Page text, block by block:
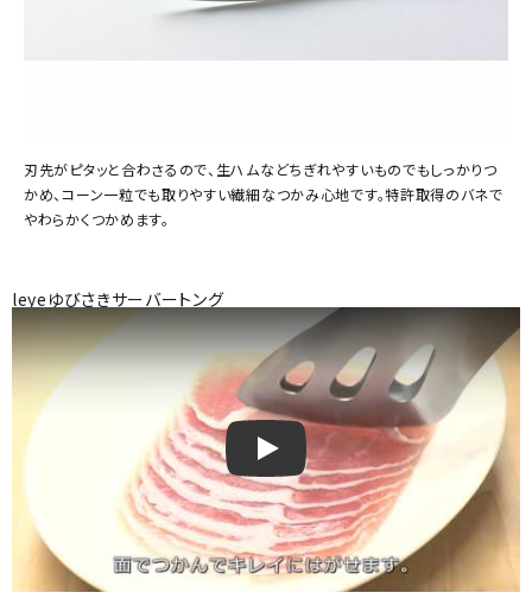
刃先がピタッと合わさるので、生ハムなどちぎれやすいものでもしっかりつ
かめ、コーン一粒でも取りやすい繊細なつかみ心地です。特許取得のバネで
やわらかくつかめます。
leyeゆびさきサーバートング
leyeゆびさきサーバートング